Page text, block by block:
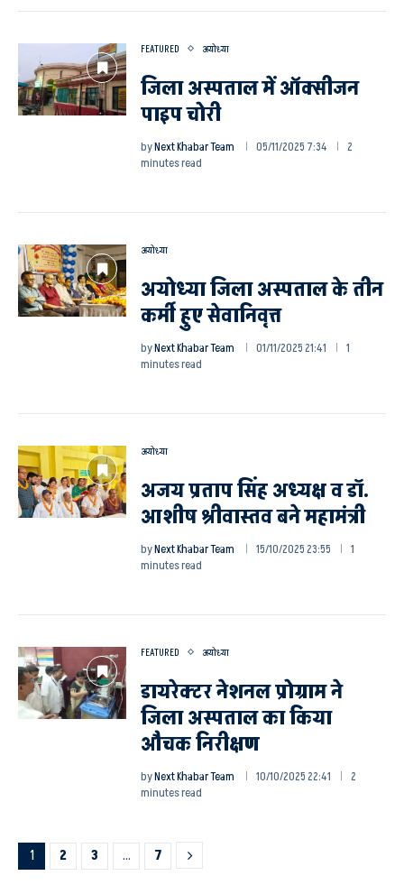
FEATURED अयोध्या
जिला अस्पताल में ऑक्सीजन
पाइप चोरी
byNext Khabar Team 05/11/2025 7:34
2
minutes read
अयोध्या
अयोध्या जिला अस्पताल के तीन
कर्मी हुए सेवानिवृत्त
byNext Khabar Team 01/11/2025 21:41
1
minutes read
अयोध्या
अजय प्रताप सिंह अध्यक्ष व डॉ.
आशीष श्रीवास्तव बने महामंत्री
byNext Khabar Team 15/10/2025 23:55
1
minutes read
FEATURED अयोध्या
डायरेक्टर नेशनल प्रोग्राम ने
जिला अस्पताल का किया
औचक निरीक्षण
byNext Khabar Team 10/10/2025 22:41
2
minutes read
1 2 3 … 7